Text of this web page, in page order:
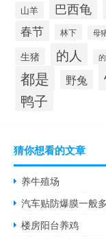
山羊 巴西龟
春节
林下 母
生猪 的人
都是 野兔
鸭子
猜你想看的文章
养牛殖场
汽车贴防爆膜一般
楼房阳台养鸡